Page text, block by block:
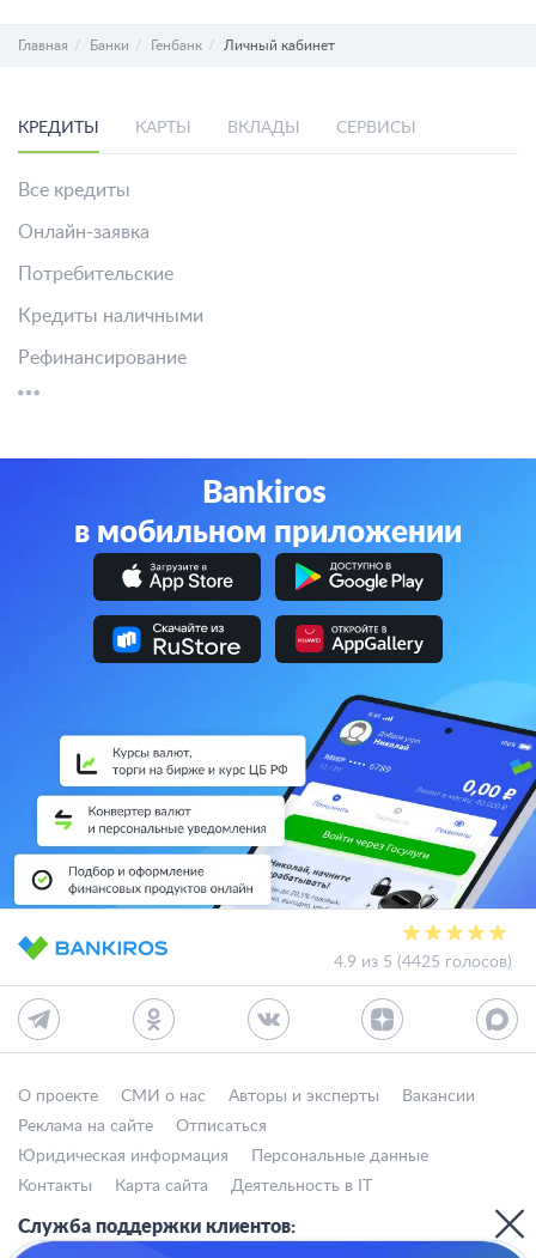
Главная Банки Генбанк Личный кабинет
КРЕДИТЫ КАРТЫ ВКЛАДЫ СЕРВИСЫ
Все кредиты
Онлайн-заявка
Потребительские
Кредиты наличными
Рефинансирование
Bankiros
в мобильном приложении
4.9 из 5 (4425 голосов)
О проекте СМИ о нас Авторы и эксперты
Вакансии
Реклама на сайте
Отписаться
Юридическая информация
Персональные данные
Контакты
Карта сайта Деятельность в IT
Служба поддержки клиентов: